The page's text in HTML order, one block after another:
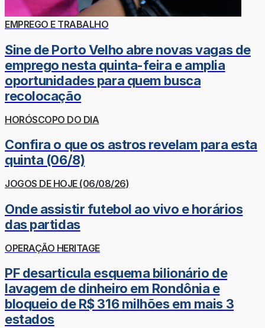
EMPREGO E TRABALHO
Sine de Porto Velho abre novas vagas de
emprego nesta quinta-feira e amplia
oportunidades para quem busca
recolocação
HORÓSCOPO DO DIA
Confira o que os astros revelam para esta
quinta (06/8)
JOGOS DE HOJE (06/08/26)
Onde assistir futebol ao vivo e horários
das partidas
OPERAÇÃO HERITAGE
PF desarticula esquema bilionário de
lavagem de dinheiro em Rondônia e
bloqueio de R$ 316 milhões em mais 3
estados